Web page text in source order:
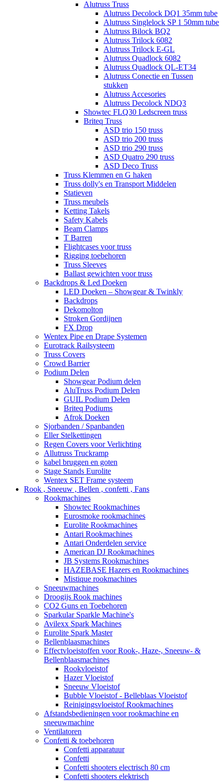
Alutruss Truss
Alutruss Decolock DQ1 35mm tube
Alutruss Singlelock SP 1 50mm tube
Alutruss Bilock BQ2
Alutruss Trilock 6082
Alutruss Trilock E-GL
Alutruss Quadlock 6082
Alutruss Quadlock QL-ET34
Alutruss Conectie en Tussen
stukken
Alutruss Accesories
Alutruss Decolock NDQ3
Showtec FLQ30 Ledscreen truss
Briteq Truss
ASD trio 150 truss
ASD trio 200 truss
ASD trio 290 truss
ASD Quatro 290 truss
ASD Deco Truss
Truss Klemmen en G haken
Truss dolly's en Transport Middelen
Statieven
Truss meubels
Ketting Takels
Safety Kabels
Beam Clamps
T Barren
Flightcases voor truss
Rigging toebehoren
Truss Sleeves
Ballast gewichten voor truss
Backdrops & Led Doeken
LED Doeken – Showgear & Twinkly
Backdrops
Dekomolton
Stroken Gordijnen
FX Drop
Wentex Pipe en Drape Systemen
Eurotrack Railsysteem
Truss Covers
Crowd Barrier
Podium Delen
Showgear Podium delen
AluTruss Podium Delen
GUIL Podium Delen
Briteq Podiums
Afrok Doeken
Sjorbanden / Spanbanden
Eller Stelkettingen
Regen Covers voor Verlichting
Allutruss Truckramp
kabel bruggen en goten
Stage Stands Eurolite
Wentex SET Frame systeem
Rook , Sneeuw , Bellen , confetti , Fans
Rookmachines
Showtec Rookmachines
Eurosmoke rookmachines
Eurolite Rookmachines
Antari Rookmachines
Antari Onderdelen service
American DJ Rookmachines
JB Systems Rookmachines
HAZEBASE Hazers en Rookmachines
Mistique rookmachines
Sneeuwmachines
Droogijs Rook machines
CO2 Guns en Toebehoren
Sparkular Sparkle Machine's
Avilexx Spark Machines
Eurolite Spark Master
Bellenblaasmachines
Effectvloeistoffen voor Rook-, Haze-, Sneeuw- &
Bellenblaasmachines
Rookvloeistof
Hazer Vloeistof
Sneeuw Vloeistof
Bubble Vloeistof - Belleblaas Vloeistof
Reinigingsvloeistof Rookmachines
Afstandsbedieningen voor rookmachine en
sneeuwmachine
Ventilatoren
Confetti & toebehoren
Confetti apparatuur
Confetti
Confetti shooters electrisch 80 cm
Confetti shooters elektrisch